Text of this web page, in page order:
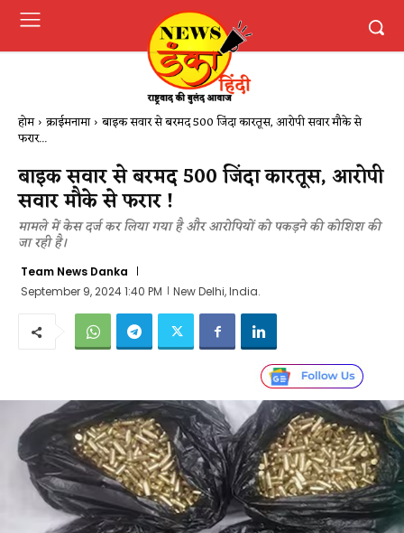
होम क्राईमनामा बाइक सवार से बरमद 500 जिंदा कारतूस, आरोपी सवार मौके से
फरार...
बाइक सवार से बरमद 500 जिंदा कारतूस, आरोपी
सवार मौके से फरार !
मामले में केस दर्ज कर लिया गया है और आरोपियों को पकड़ने की कोशिश की
जा रही है।
Team News Danka
September 9, 2024 1:40 PM
New Delhi, India.